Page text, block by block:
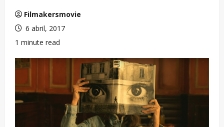
Filmakersmovie
6 abril, 2017
1 minute read